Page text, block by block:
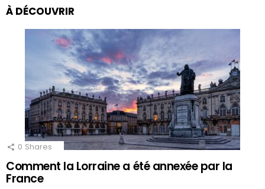
À DÉCOUVRIR
0 Shares
Comment la Lorraine a été annexée par la
France